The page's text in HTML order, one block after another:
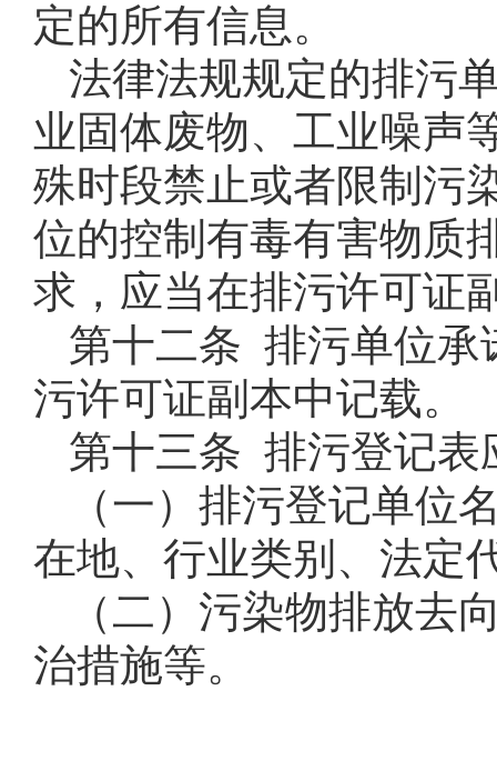
定的所有信息。
法律法规规定的排污
业固体废物、工业噪声
殊时段禁止或者限制污
位的控制有毒有害物质
求，应当在排污许可证
第十二条 排污单位承
污许可证副本中记载。
第十三条 排污登记表
（一）排污登记单位
在地、行业类别、法定
（二）污染物排放去
治措施等。